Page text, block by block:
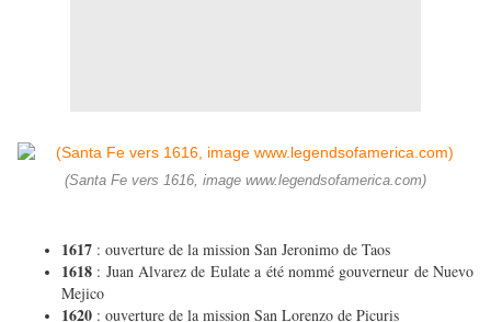
(Santa Fe vers 1616, image www.legendsofamerica.com)
1617 : ouverture de la mission San Jeronimo de Taos
1618 : Juan Alvarez de Eulate a été nommé gouverneur de Nuevo
Mejico
1620 : ouverture de la mission San Lorenzo de Picuris